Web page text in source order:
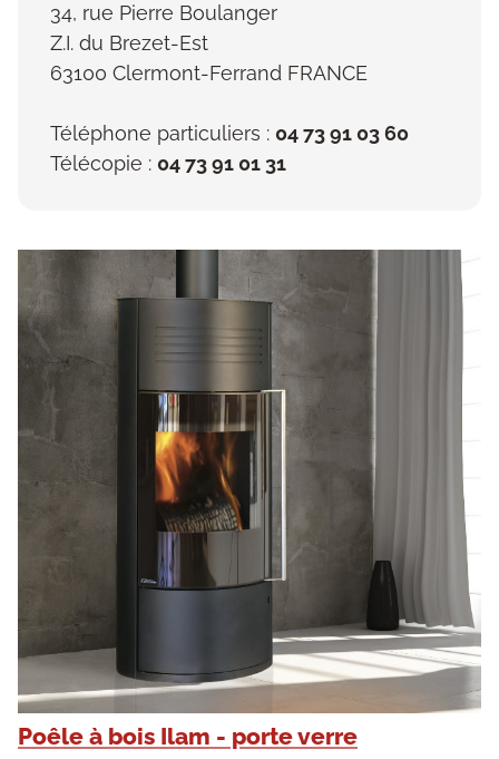
34, rue Pierre Boulanger
Z.I. du Brezet-Est
63100 Clermont-Ferrand FRANCE
Téléphone particuliers : 04 73 91 03 60
Télécopie : 04 73 91 01 31
Poêle à bois Ilam - porte verre